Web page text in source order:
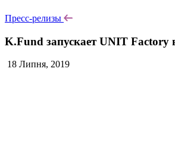
Пресс-релизы
K.Fund запускает UNIT Factory
18 Липня, 2019